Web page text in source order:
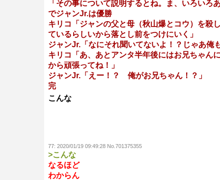
「その事について説明するとね。ま、いろいろ
でジャンJr.は優勝
キリコ「ジャンの父と母（秋山爆とコウ）を殺
ているらしいから落とし前をつけにいく」
ジャンJr.「なにそれ聞いてないよ！？じゃあ俺
キリコ「あ、あとアンタ半年後にはお兄ちゃん
から頑張ってね！」
ジャンJr.「えー！？ 俺がお兄ちゃん！？」
完
こんな
77: 2020/01/19 09:49:28 No.701375355
>こんな
なるほど
わからん